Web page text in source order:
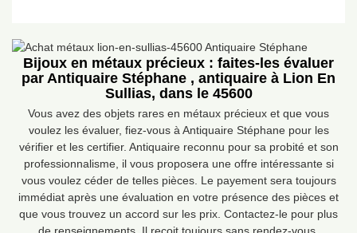
Bijoux en métaux précieux : faites-les évaluer
par Antiquaire Stéphane , antiquaire à Lion En
Sullias, dans le 45600
Vous avez des objets rares en métaux précieux et que vous
voulez les évaluer, fiez-vous à Antiquaire Stéphane pour les
vérifier et les certifier. Antiquaire reconnu pour sa probité et son
professionnalisme, il vous proposera une offre intéressante si
vous voulez céder de telles pièces. Le payement sera toujours
immédiat après une évaluation en votre présence des pièces et
que vous trouvez un accord sur les prix. Contactez-le pour plus